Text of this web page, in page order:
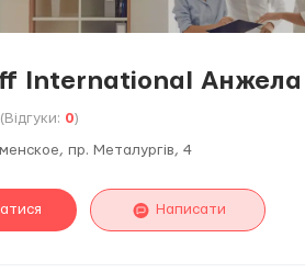
International Анжела
(Відгуки: 0)
пр. Металургів, 4
Написати